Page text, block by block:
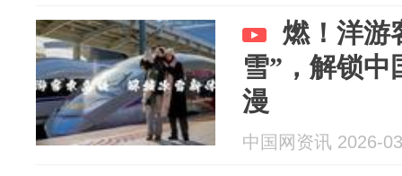
燃！洋游
雪”，解锁中
漫
中国网资讯 2026-